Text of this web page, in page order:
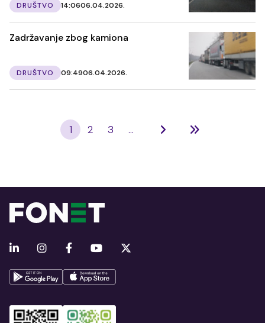
DRUŠTVO 14:0606.04.2026.
Zadržavanje zbog kamiona
DRUŠTVO 09:4906.04.2026.
1 2 3 ...